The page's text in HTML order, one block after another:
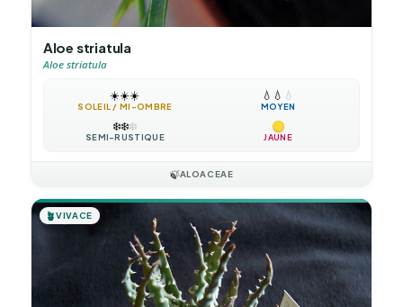
Aloe striatula
Aloe striatula
☀️☀️☀️
SOLEIL / MI-OMBRE
💧 💧 💧
MOYEN
❄️❄️❄️
SEMI-RUSTIQUE JAUNE
🍃ALOACEAE
🪴VIVACE